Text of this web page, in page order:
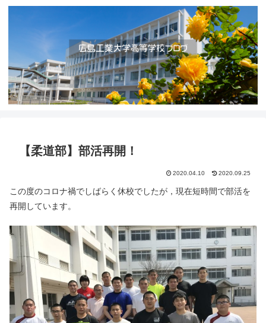
【柔道部】部活再開！
2020.04.10 2020.09.25
この度のコロナ禍でしばらく休校でしたが，現在短時間で部活を
再開しています。